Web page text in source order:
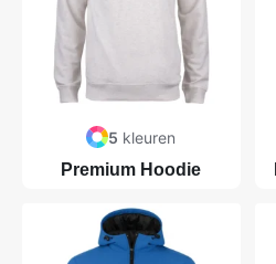
5 kleuren
Premium Hoodie